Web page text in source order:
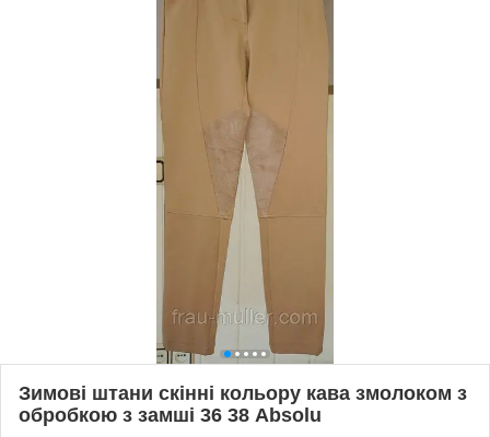
Зимові штани скінні кольору кава змолоком з
обробкою з замші 36 38 Absolu